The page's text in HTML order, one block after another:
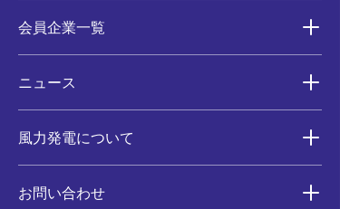
会員企業一覧
ニュース
風力発電について
お問い合わせ